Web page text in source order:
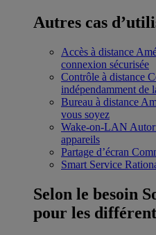
Autres cas
Accès à distance
connexion sécurisée
Contrôle à distance
indépendamment de
Bureau à distance
vous soyez
Wake-on-LAN
appareils
Partage d’écran
Smart Service
Selon le besoin
pour les